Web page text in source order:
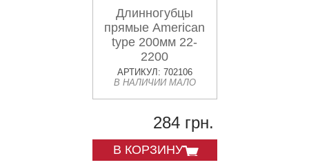
Длинногубцы
прямые American
type 200мм 22-
2200
АРТИКУЛ: 702106
В НАЛИЧИИ МАЛО
284 грн.
В КОРЗИНУ